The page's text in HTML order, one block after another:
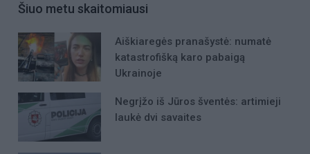
Šiuo metu skaitomiausi
Aiškiaregės pranašystė: numatė
katastrofišką karo pabaigą
Ukrainoje
Negrįžo iš Jūros šventės: artimieji
laukė dvi savaites